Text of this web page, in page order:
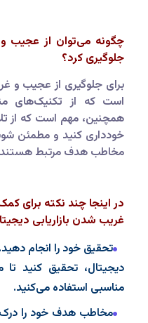
چگونه می‌توان از عجیب و
جلوگیری کرد؟
برای جلوگیری از عجیب و
است که از تکنیک‌های
همچنین، مهم است که از
خودداری کنید و مطمئن
مخاطب هدف مرتبط
در اینجا چند نکته برای
غریب شدن بازاریابی
تحقیق خود را انجام
دیجیتال، تحقیق کنید
مناسبی استفاده می‌کنید.
مخاطب هدف خود را